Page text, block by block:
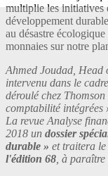
multiplie les initiatives
développement
au désastre
monnaies sur notre
Ahmed Joudad, Head
intervenu dans le
déroulé chez
comptabilité intégrées
La revue Analyse
2018 un dossier
durable » et traitera le
l'édition 68 , à